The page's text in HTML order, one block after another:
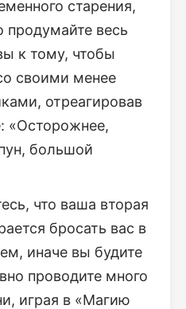
старения,
продумайте весь
к тому, чтобы
своими менее
отреагировав
«Осторожнее,
большой
что ваша вторая
бросать вас в
иначе вы будите
проводите много
играя в «Магию